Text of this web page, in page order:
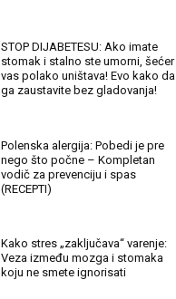
STOP DIJABETESU: Ako imate
stomak i stalno ste umorni, šećer
vas polako uništava! Evo kako da
ga zaustavite bez gladovanja!
Polenska alergija: Pobedi je pre
nego što počne – Kompletan
vodič za prevenciju i spas
(RECEPTI)
Kako stres „zaključava“ varenje:
Veza između mozga i stomaka
koju ne smete ignorisati